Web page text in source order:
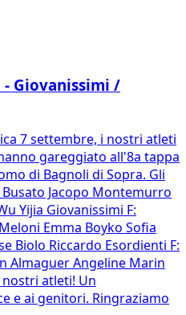
- Giovanissimi /
7 settembre, i nostri atleti
gareggiato all'8a tappa
di Bagnoli di Sopra. Gli
Jacopo Montemurro
Yijia Giovanissimi F:
Emma Boyko Sofia
Biolo Riccardo Esordienti F:
Almaguer Angeline Marin
atleti! Un
e ai genitori. Ringraziamo